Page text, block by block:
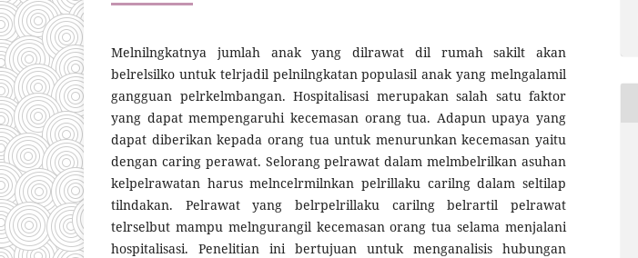
Melnilngkatnya jumlah anak yang dilrawat dil rumah sakilt akan
belrelsilko untuk telrjadil pelnilngkatan populasil anak yang melngalamil
gangguan pelrkelmbangan. Hospitalisasi merupakan salah satu faktor
yang dapat mempengaruhi kecemasan orang tua. Adapun upaya yang
dapat diberikan kepada orang tua untuk menurunkan kecemasan yaitu
dengan caring perawat. Selorang pelrawat dalam melmbelrilkan asuhan
kelpelrawatan harus melncelrmilnkan pelrillaku carilng dalam seltilap
tilndakan. Pelrawat yang belrpelrillaku carilng belrartil pelrawat
telrselbut mampu melngurangil kecemasan orang tua selama menjalani
hospitalisasi. Penelitian ini bertujuan untuk menganalisis hubungan